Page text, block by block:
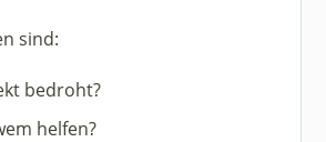
sind:
bedroht?
helfen?